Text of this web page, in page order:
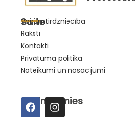
Saite
Vairumtirdzniecība
Raksti
Kontakti
Privātuma politika
Noteikumi un nosacījumi
Sazināsimies